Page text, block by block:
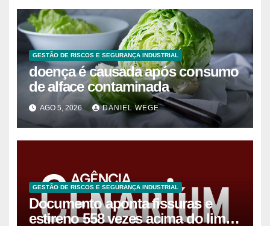
GESTÃO DE RISCOS E SEGURANÇA INDUSTRIAL
doença é causada após consumo
de alface contaminada
AGO 5, 2026 DANIEL WEGE
GESTÃO DE RISCOS E SEGURANÇA INDUSTRIAL
Documento aponta fissuras e
estireno 558 vezes acima do limite